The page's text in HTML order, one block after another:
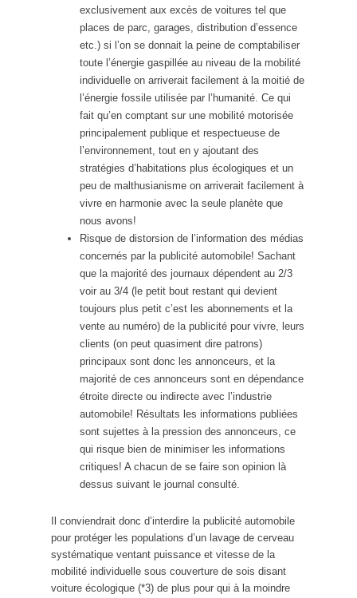
exclusivement aux excès de voitures tel que
places de parc, garages, distribution d’essence
etc.) si l’on se donnait la peine de comptabiliser
toute l’énergie gaspillée au niveau de la mobilité
individuelle on arriverait facilement à la moitié de
l’énergie fossile utilisée par l’humanité. Ce qui
fait qu’en comptant sur une mobilité motorisée
principalement publique et respectueuse de
l’environnement, tout en y ajoutant des
stratégies d’habitations plus écologiques et un
peu de malthusianisme on arriverait facilement à
vivre en harmonie avec la seule planète que
nous avons!
Risque de distorsion de l’information des médias
concernés par la publicité automobile! Sachant
que la majorité des journaux dépendent au 2/3
voir au 3/4 (le petit bout restant qui devient
toujours plus petit c’est les abonnements et la
vente au numéro) de la publicité pour vivre, leurs
clients (on peut quasiment dire patrons)
principaux sont donc les annonceurs, et la
majorité de ces annonceurs sont en dépendance
étroite directe ou indirecte avec l’industrie
automobile! Résultats les informations publiées
sont sujettes à la pression des annonceurs, ce
qui risque bien de minimiser les informations
critiques! A chacun de se faire son opinion là
dessus suivant le journal consulté.
Il conviendrait donc d’interdire la publicité automobile
pour protéger les populations d’un lavage de cerveau
systématique ventant puissance et vitesse de la
mobilité individuelle sous couverture de sois disant
voiture écologique (*3) de plus pour qui à la moindre